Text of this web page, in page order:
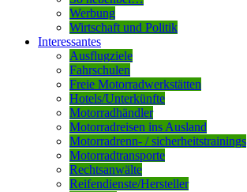
Werbung
Wirtschaft und Politik
Interessantes
Ausflugziele
Fahrschulen
Freie Motorradwerkstätten
Hotels/Unterkünfte
Motorradhändler
Motorradreisen ins Ausland
Motorradrenn- / sicherheitstrainings
Motorradtransporte
Rechtsanwälte
Reifendienste/Hersteller